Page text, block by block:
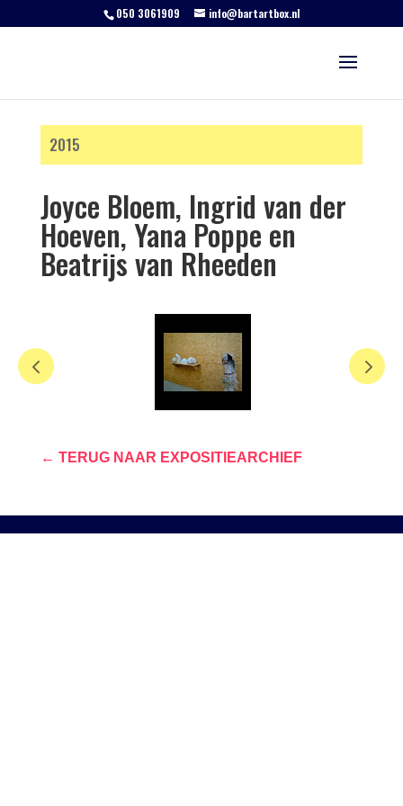
050 3061909 info@bartartbox.nl
2015
Joyce Bloem, Ingrid van der
Hoeven, Yana Poppe en
Beatrijs van Rheeden
← TERUG NAAR EXPOSITIEARCHIEF